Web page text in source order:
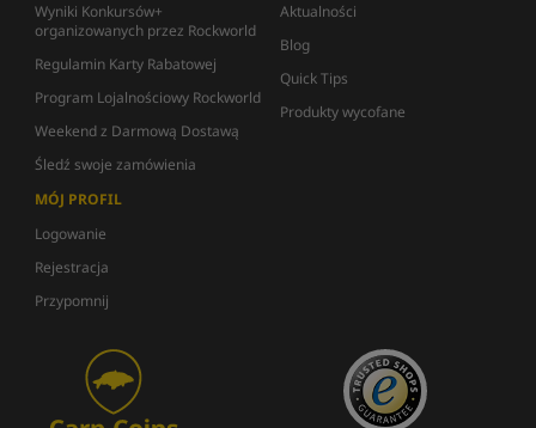
Wyniki Konkursów+
organizowanych przez Rockworld
Regulamin Karty Rabatowej
Program Lojalnościowy Rockworld
Weekend z Darmową Dostawą
Śledź swoje zamówienia
Aktualności
Blog
Quick Tips
Produkty wycofane
MÓJ PROFIL
Logowanie
Rejestracja
Przypomnij